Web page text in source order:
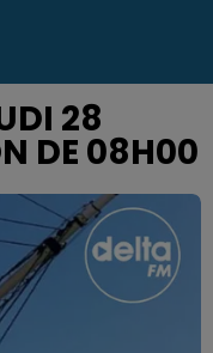
28
DE 08H00